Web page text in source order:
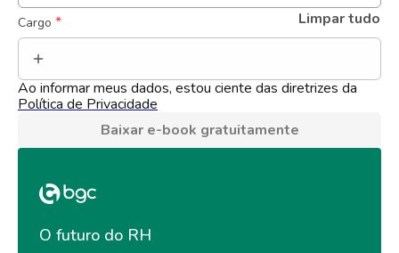
Cargo * Limpar tudo
Ao informar meus dados, estou ciente das diretrizes da
Política de Privacidade
Baixar e-book gratuitamente
O futuro do RH